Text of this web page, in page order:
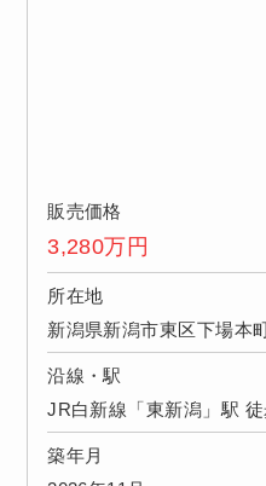
販売価格
3,280万円
所在地
新潟県新潟市東区下場本
沿線・駅
JR白新線「東新潟」駅 徒
築年月